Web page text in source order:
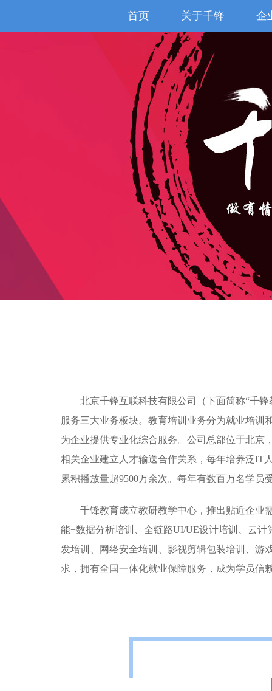
首页 关于千锋 企
北京千锋互联科技有限公司（下面简称“千
服务三大业务板块。教育培训业务分为就业培
为企业提供专业化综合服务。公司总部位于北京
相关企业建立人才输送合作关系，每年培养泛IT
累积播放量超9500万余次。每年有数百万名学
千锋教育成立教研教学中心，推出贴近企业
能+数据分析培训、全链路UI/UE设计培训、云
发培训、网络安全培训、影视剪辑包装培训、游
求，拥有全国一体化就业保障服务，成为学员信